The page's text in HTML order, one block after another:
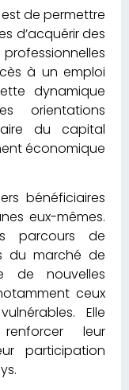
de permettre
d’acquérir des
à un emploi
dynamique
orientations
du capital
économique
bénéficiaires
eux-mêmes.
parcours de
du marché de
de nouvelles
ceux
Elle
leur
participation